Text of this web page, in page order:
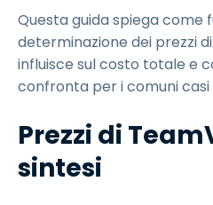
Questa guida spiega come
determinazione dei prezzi
influisce sul costo totale e
confronta per i comuni casi
Prezzi di
sintesi